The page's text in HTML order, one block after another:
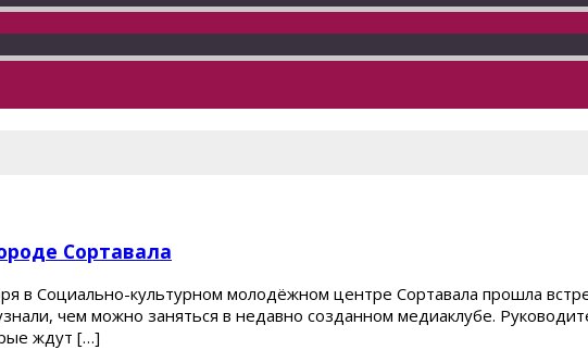
Сортавала
в Социально-культурном молодёжном центре Сортавала прошла
чем можно заняться в недавно созданном медиаклубе.
ждут […]